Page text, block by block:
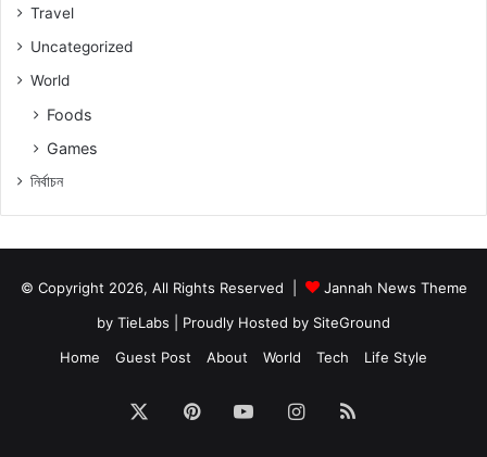
Travel
Uncategorized
World
Foods
Games
নিৰ্বাচন
© Copyright 2026, All Rights Reserved |
Jannah News Theme
by TieLabs | Proudly Hosted by SiteGround
Home
Guest Post About World Tech Life Style
PinterestYouTubeInstagram